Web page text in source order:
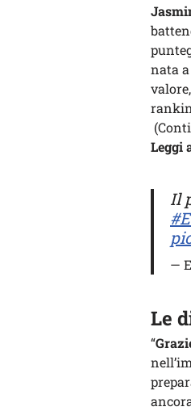
nata a
Leggi
Il
—
Le
“